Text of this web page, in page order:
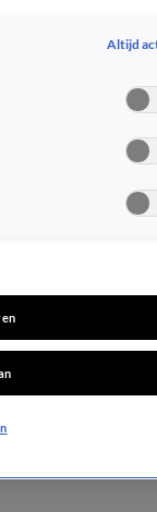
Lisa
Miss
Altijd